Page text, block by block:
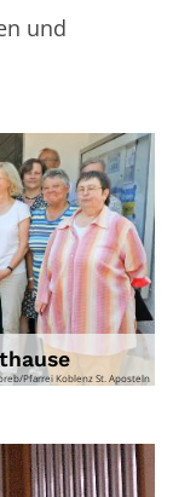
und
Pfarrei Koblenz St. Aposteln